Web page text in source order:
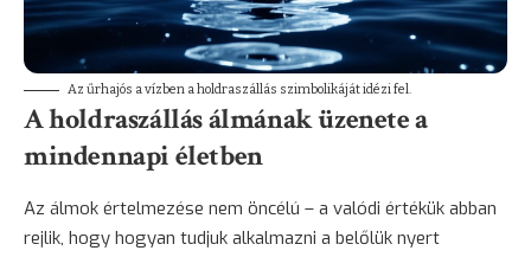
Az űrhajós a vízben a holdraszállás szimbolikáját idézi fel.
A holdraszállás álmának üzenete a
mindennapi életben
Az álmok értelmezése nem öncélú – a valódi értékük abban
rejlik, hogy hogyan tudjuk alkalmazni a belőlük nyert